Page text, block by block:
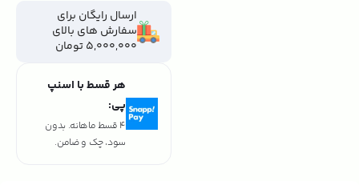
ارسال رایگان برای
سفارش های بالای
5,000,000 تومان
هر قسط با اسنپ
پی:
4 قسط ماهانه. بدون
سود، چک و ضامن.